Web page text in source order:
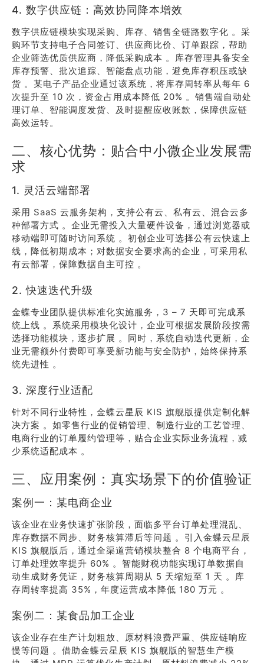
4. 数字供应链：高效协同降本增效
数字供应链模块实现采购、库存、销售全链路数字化 。采
购环节支持电子合同签订、供应商比价、订单跟踪，帮助
企业筛选优质供应商，降低采购成本 。库存管理具备安全
库存预警、批次追踪、智能盘点功能，避免库存积压或缺
货 。某电子产品企业通过该系统，将库存周转率从每年 6
次提升至 10 次，资金占用成本降低 20% 。销售端自动处
理订单、智能调度发货、及时提醒应收账款，保障供应链
高效运转。
二、核心优势：贴合中小微企业发展需
求
1. 灵活云端部署
采用 SaaS 云服务架构，支持公有云、私有云、混合云多
种部署方式 。企业无需投入大量硬件设备，通过浏览器或
移动端即可随时访问系统 。初创企业可选择公有云快速上
线，降低初期成本；对数据安全要求高的企业，可采用私
有云部署，保障数据自主可控 。
2. 快速迭代升级
金蝶专业团队提供标准化实施服务，3 – 7 天即可完成系
统上线 。系统采用模块化设计，企业可根据发展阶段按需
选择功能模块，逐步扩展 。同时，系统自动迭代更新，企
业无需额外付费即可享受新功能与安全防护，始终保持系
统先进性 。
3. 深度行业适配
针对不同行业特性，金蝶云星辰 KIS 旗舰版提供定制化解
决方案 。如零售行业的促销管理、制造行业的工艺管理、
电商行业的订单履约管理等，贴合企业实际业务流程，减
少系统适配成本 。
三、应用案例：真实场景下的价值验证
案例一：某电商企业
该企业在业务快速扩张阶段，面临多平台订单处理混乱、
库存数据不同步、财务核算滞后等问题 。引入金蝶云星辰
KIS 旗舰版后，通过全渠道营销模块整合 8 个电商平台，
订单处理效率提升 60% 。智能财税功能实现订单数据自
动生成财务凭证，财务核算周期从 5 天缩短至 1 天 。库
存周转率提高 35%，年度运营成本降低 180 万元 。
案例二：某食品加工企业
该企业存在生产计划粗放、原材料浪费严重、供应链响应
慢等问题 。借助金蝶云星辰 KIS 旗舰版的智慧生产模